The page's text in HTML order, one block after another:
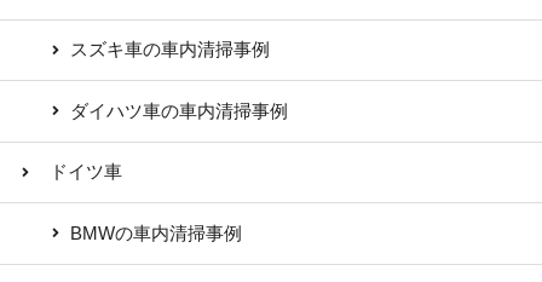
スズキ車の車内清掃事例
ダイハツ車の車内清掃事例
ドイツ車
BMWの車内清掃事例